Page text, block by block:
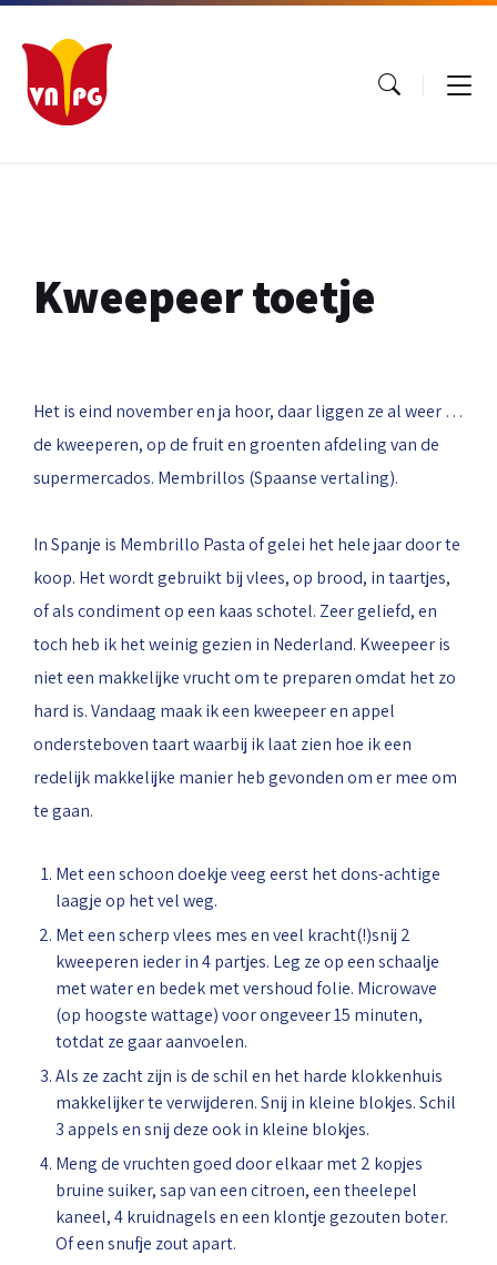
Ga
inhoud
Ga
hoofdnavigatie
Ga
footer
Kweepeer toetje
Het is eind november en ja hoor, daar liggen ze al weer …
de kweeperen, op de fruit en groenten afdeling van de
supermercados. Membrillos (Spaanse vertaling).
In Spanje is Membrillo Pasta of gelei het hele jaar door te
koop. Het wordt gebruikt bij vlees, op brood, in taartjes,
of als condiment op een kaas schotel. Zeer geliefd, en
toch heb ik het weinig gezien in Nederland. Kweepeer is
niet een makkelijke vrucht om te preparen omdat het zo
hard is. Vandaag maak ik een kweepeer en appel
ondersteboven taart waarbij ik laat zien hoe ik een
redelijk makkelijke manier heb gevonden om er mee om
te gaan.
⁠Met een schoon doekje veeg eerst het dons-achtige
laagje op het vel weg.
Met een scherp vlees mes en veel kracht(!)snij 2
kweeperen ieder in 4 partjes. Leg ze op een schaalje
met water en bedek met vershoud folie. Microwave
(op hoogste wattage) voor ongeveer 15 minuten,
totdat ze gaar aanvoelen.
⁠Als ze zacht zijn is de schil en het harde klokkenhuis
makkelijker te verwijderen. Snij in kleine blokjes. Schil
3 appels en snij deze ook in kleine blokjes.
Meng de vruchten goed door elkaar met 2 kopjes
bruine suiker, sap van een citroen, een theelepel
kaneel, 4 kruidnagels en een klontje gezouten boter.
Of een snufje zout apart.